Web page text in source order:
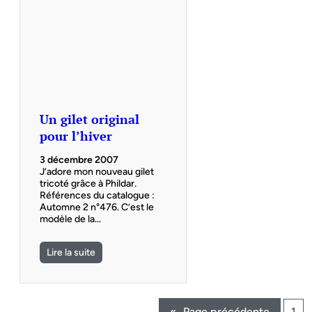
Un gilet original
pour l’hiver
3 décembre 2007
J’adore mon nouveau gilet
tricoté grâce à Phildar.
Références du catalogue :
Automne 2 n°476. C’est le
modèle de la…
Lire la suite